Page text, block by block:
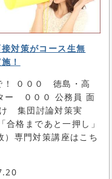
策がコース生無
！
！ ０００ 徳島・高
ー ０００ 公務員 面
集団討論対策実
まであと一押し」
）専門対策講座はこち